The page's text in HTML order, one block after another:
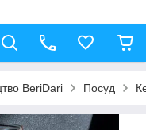
BeriDari Посуд